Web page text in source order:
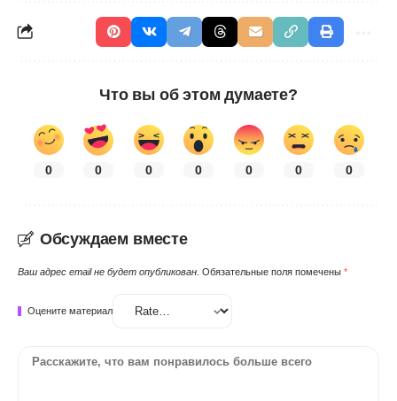
Что вы об этом думаете?
0 0 0 0 0 0 0
Обсуждаем вместе
Ваш адрес email не будет опубликован. Обязательные поля помечены *
Оцените материал